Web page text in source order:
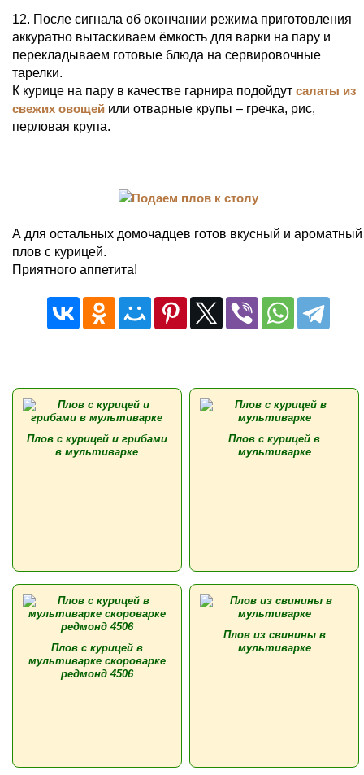
12. После сигнала об окончании режима приготовления
аккуратно вытаскиваем ёмкость для варки на пару и
перекладываем готовые блюда на сервировочные
тарелки.
К курице на пару в качестве гарнира подойдут салаты из
свежих овощей или отварные крупы – гречка, рис,
перловая крупа.
А для остальных домочадцев готов вкусный и ароматный
плов с курицей.
Приятного аппетита!
Плов с курицей и грибами
в мультиварке
Плов с курицей в
мультиварке
Плов с курицей в
мультиварке скороварке
редмонд 4506
Плов из свинины в
мультиварке